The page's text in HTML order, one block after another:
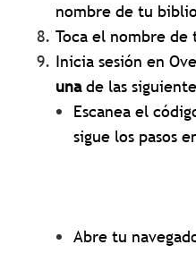
nombre de tu
Toca el nombre
Inicia sesión en
unade las
Escanea el
sigue los pasos
Abre tu